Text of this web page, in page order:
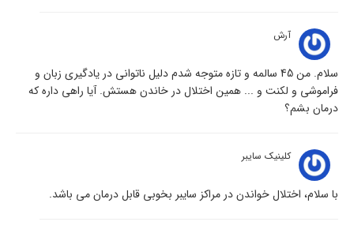
آرش
سلام. من 45 سالمه و تازه متوجه شدم دلیل ناتوانی در یادگیری زبان و
فراموشی و لکنت و ... همین اختلال در خاندن هستش. آیا راهی داره که
درمان بشم؟
کلینیک سایبر
با سلام، اختلال خواندن در مراکز سایبر بخوبی قابل درمان می باشد.